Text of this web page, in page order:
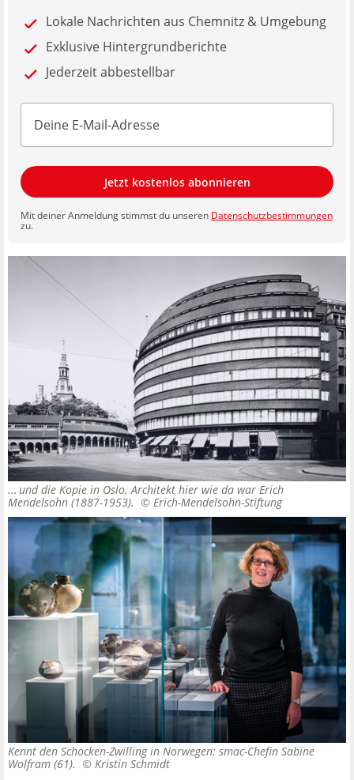
Lokale Nachrichten aus Chemnitz & Umgebung
Exklusive Hintergrundberichte
Jederzeit abbestellbar
Jetzt kostenlos abonnieren
Mit deiner Anmeldung stimmst du unseren Datenschutzbestimmungen
zu.
... und die Kopie in Oslo. Architekt hier wie da war Erich
Mendelsohn (1887-1953). © Erich-Mendelsohn-Stiftung
Kennt den Schocken-Zwilling in Norwegen: smac-Chefin Sabine
Wolfram (61). © Kristin Schmidt